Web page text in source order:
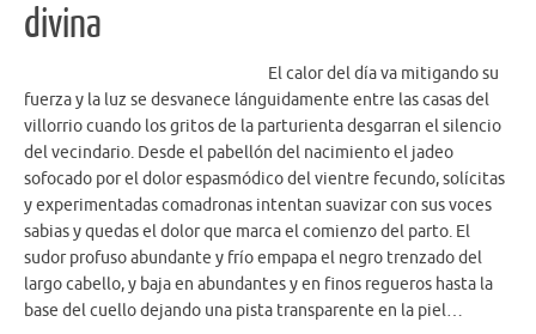
divina
El calor del día va mitigando su
fuerza y la luz se desvanece lánguidamente entre las casas del
villorrio cuando los gritos de la parturienta desgarran el silencio
del vecindario. Desde el pabellón del nacimiento el jadeo
sofocado por el dolor espasmódico del vientre fecundo, solícitas
y experimentadas comadronas intentan suavizar con sus voces
sabias y quedas el dolor que marca el comienzo del parto. El
sudor profuso abundante y frío empapa el negro trenzado del
largo cabello, y baja en abundantes y en finos regueros hasta la
base del cuello dejando una pista transparente en la piel…